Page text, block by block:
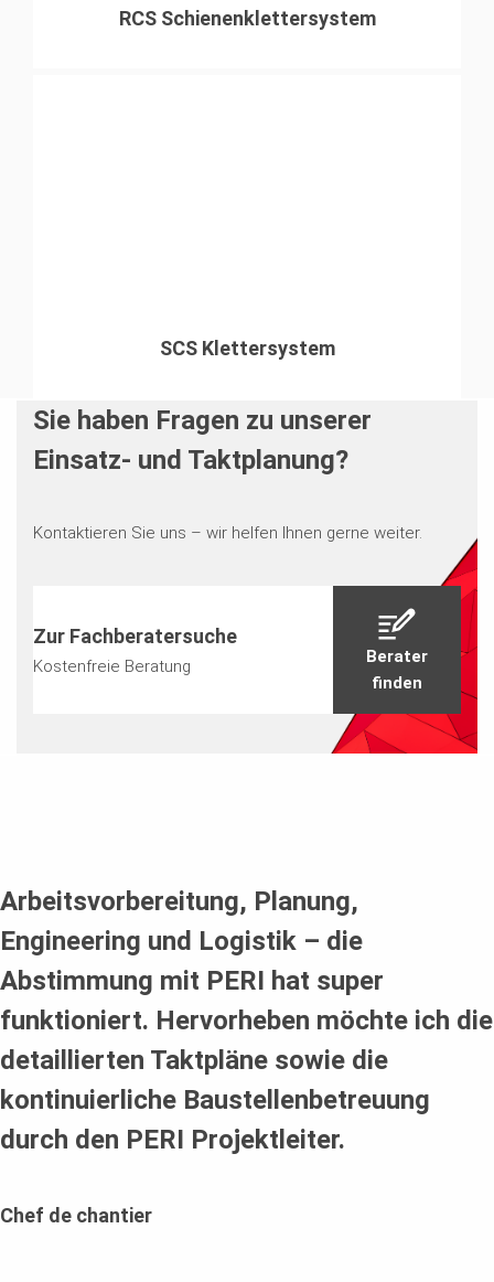
RCS Schienenklettersystem
SCS Klettersystem
Sie haben Fragen zu unserer
Einsatz- und Taktplanung?
Kontaktieren Sie uns – wir helfen Ihnen gerne weiter.
Zur Fachberatersuche
Kostenfreie Beratung
Berater
finden
Arbeitsvorbereitung, Planung,
Engineering und Logistik – die
Abstimmung mit PERI hat super
funktioniert. Hervorheben möchte ich die
detaillierten Taktpläne sowie die
kontinuierliche Baustellenbetreuung
durch den PERI Projektleiter.
Chef de chantier